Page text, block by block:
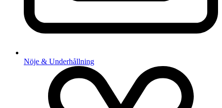
Nöje & Underhållning